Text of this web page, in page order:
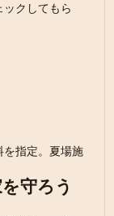
クしてもら
を指定。夏場施
守ろう